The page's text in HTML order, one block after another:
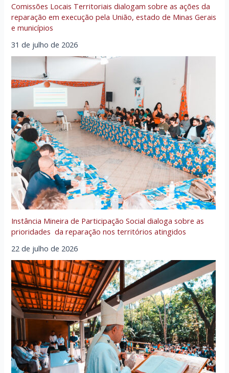
Comissões Locais Territoriais dialogam sobre as ações da
reparação em execução pela União, estado de Minas Gerais
e municípios
31 de julho de 2026
Instância Mineira de Participação Social dialoga sobre as
prioridades da reparação nos territórios atingidos
22 de julho de 2026